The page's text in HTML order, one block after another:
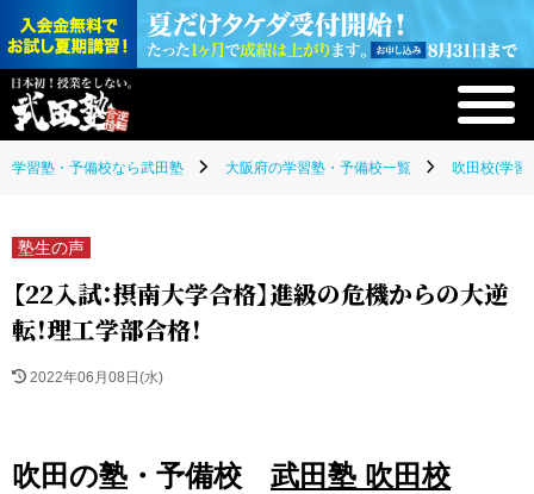
学習塾・予備校なら武田塾 大阪府の学習塾・予備校一覧 吹田校(学習
塾生の声
【22入試：摂南大学合格】進級の危機からの大逆
転！理工学部合格！
2022年06月08日(水)
吹田の塾・予備校 武田塾 吹田校